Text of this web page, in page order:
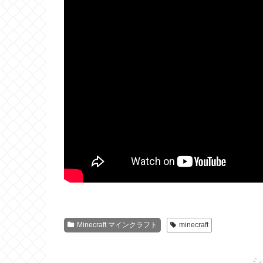
Minecraft マインクラフト minecraft